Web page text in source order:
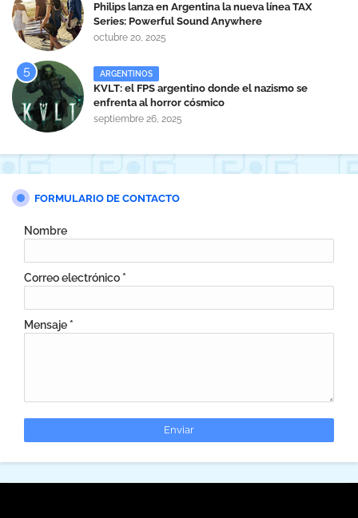
Philips lanza en Argentina la nueva línea TAX
Series: Powerful Sound Anywhere
octubre 20, 2025
ARGENTINOS
KVLT: el FPS argentino donde el nazismo se
enfrenta al horror cósmico
septiembre 26, 2025
FORMULARIO DE CONTACTO
Nombre
Correo electrónico *
Mensaje *